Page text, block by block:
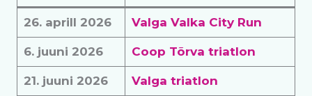
26. aprill 2026 Valga Valka City Run
6. juuni 2026 Coop Tõrva triatlon
21. juuni 2026 Valga triatlon